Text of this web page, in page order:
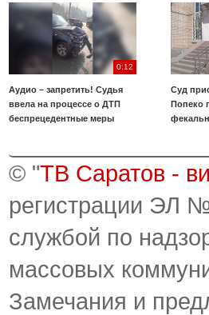
0:12
Аудио – запретить! Судья
ввела на процессе о ДТП
беспрецедентные меры
Суд
Попеко
© "ТВ Саратов -
регистрации ЭЛ
службой по
массовых
Замечания и